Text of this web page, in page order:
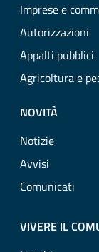
Imprese e
Autorizzazioni
Appalti pubblici
Agricoltura e
NOVITÀ
Notizie
Avvisi
Comunicati
VIVERE IL